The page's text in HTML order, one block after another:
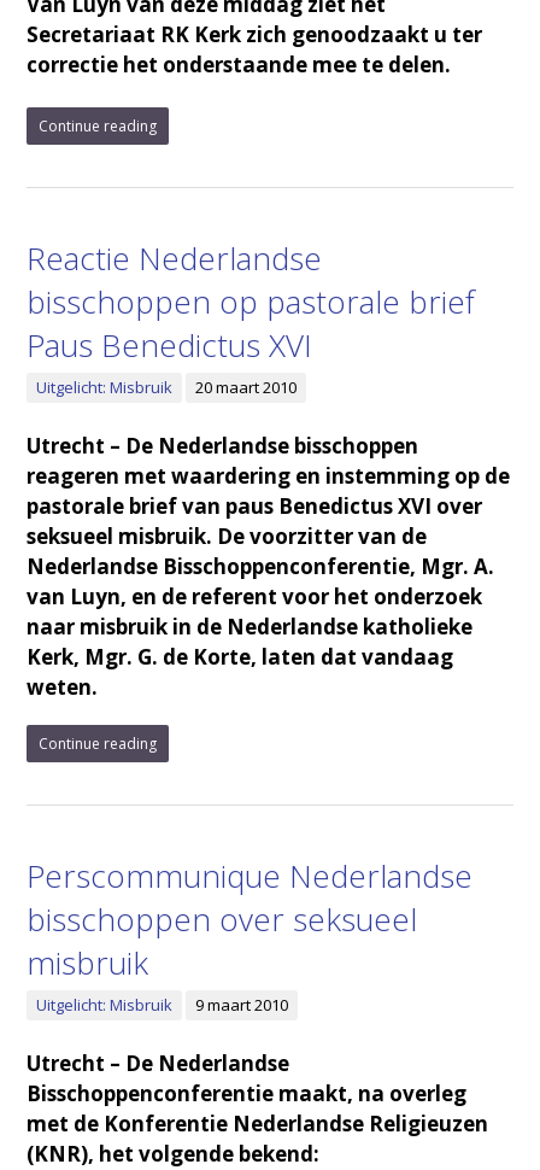
Secretariaat RK Kerk zich genoodzaakt u ter
correctie het onderstaande mee te delen.
Continue reading
Reactie Nederlandse
bisschoppen op pastorale brief
Paus Benedictus XVI
Uitgelicht: Misbruik 20 maart 2010
Utrecht – De Nederlandse bisschoppen
reageren met waardering en instemming op de
pastorale brief van paus Benedictus XVI over
seksueel misbruik. De voorzitter van de
Nederlandse Bisschoppenconferentie, Mgr. A.
van Luyn, en de referent voor het onderzoek
naar misbruik in de Nederlandse katholieke
Kerk, Mgr. G. de Korte, laten dat vandaag
weten.
Continue reading
Perscommunique Nederlandse
bisschoppen over seksueel
misbruik
Uitgelicht: Misbruik 9 maart 2010
Utrecht – De Nederlandse
Bisschoppenconferentie maakt, na overleg
met de Konferentie Nederlandse Religieuzen
(KNR), het volgende bekend: